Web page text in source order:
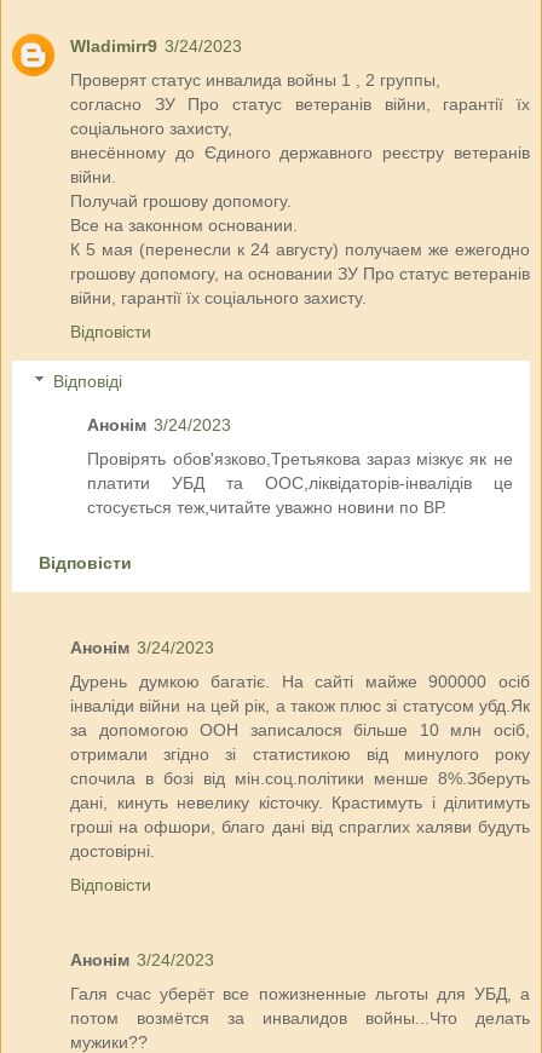
Wladimirr9 3/24/2023
Проверят статус инвалида войны 1 , 2 группы,
согласно ЗУ Про статус ветеранів війни, гарантії їх
соціального захисту,
внесённому до Єдиного державного реєстру ветеранів
війни.
Получай грошову допомогу.
Все на законном основании.
К 5 мая (перенесли к 24 августу) получаем же ежегодно
грошову допомогу, на основании ЗУ Про статус ветеранів
війни, гарантії їх соціального захисту.
Відповісти
Відповіді
Анонім 3/24/2023
Провірять обов'язково,Третьякова зараз мізкує як не
платити УБД та ООС,ліквідаторів-інвалідів це
стосується теж,читайте уважно новини по ВР.
Відповісти
Анонім 3/24/2023
Дурень думкою багатіє. На сайті майже 900000 осіб
інваліди війни на цей рік, а також плюс зі статусом убд.Як
за допомогою ООН записалося більше 10 млн осіб,
отримали згідно зі статистикою від минулого року
спочила в бозі від мін.соц.політики менше 8%.Зберуть
дані, кинуть невелику кісточку. Крастимуть і ділитимуть
гроші на офшори, благо дані від спраглих халяви будуть
достовірні.
Відповісти
Анонім 3/24/2023
Галя счас уберёт все пожизненные льготы для УБД, а
потом возмётся за инвалидов войны...Что делать
мужики??